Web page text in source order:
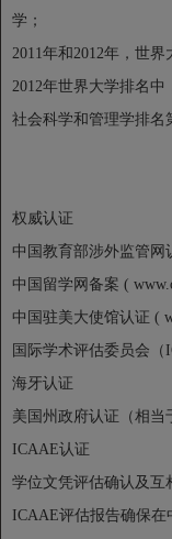
学；
2011年和2012年，世界
2012年世界大学排名中
社会科学和管理学排名
权威认证
中国教育部涉外监管网
中国留学网备案 (
中国驻美大使馆认证 (
国际学术评估委员会（
海牙认证
美国州政府认证（相当
ICAAE认证
学位文凭评估确认及互
ICAAE评估报告确保在